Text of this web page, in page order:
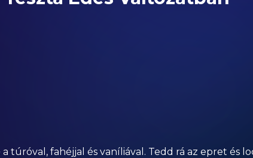
túróval, fahéjjal és vaníliával. Tedd rá az epret és